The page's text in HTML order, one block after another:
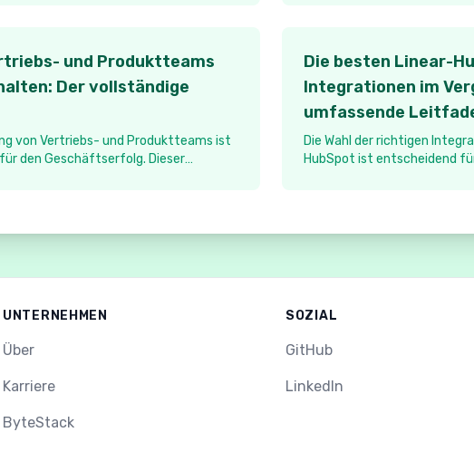
und Produktteams
Der vollständige
von Vertriebs- und Produktteams ist
den Geschäftserfolg. Dieser
zu schließen.
Die besten Linear-
Integrationen im
umfassende
Die Wahl der richtigen
HubSpot ist entscheidend
erhältlich sind.
UNTERNEHMEN
Über
Karriere
ByteStack
SOZIAL
GitHub
LinkedIn